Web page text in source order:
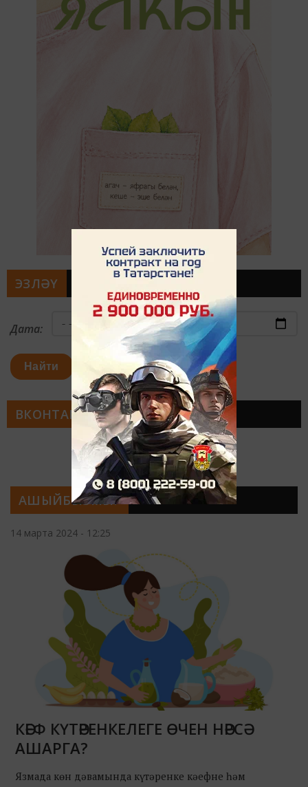
АШЫЙБЫЗМЫ?
14 марта 2024 - 12:25
КӘЕФ КҮТӘРЕНКЕЛЕГЕ ӨЧЕН НӘРСӘ
АШАРГА?
Язмада көн дәвамында күтәренке кәефне һәм
ЭЗЛӘҮ
Дата:
Найти
ВКОНТАКТЕ